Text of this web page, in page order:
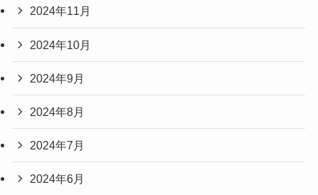
2024年11月
2024年10月
2024年9月
2024年8月
2024年7月
2024年6月